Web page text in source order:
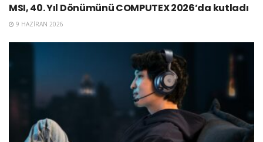
MSI, 40. Yıl Dönümünü COMPUTEX 2026’da kutladı
9 HAZIRAN 2026